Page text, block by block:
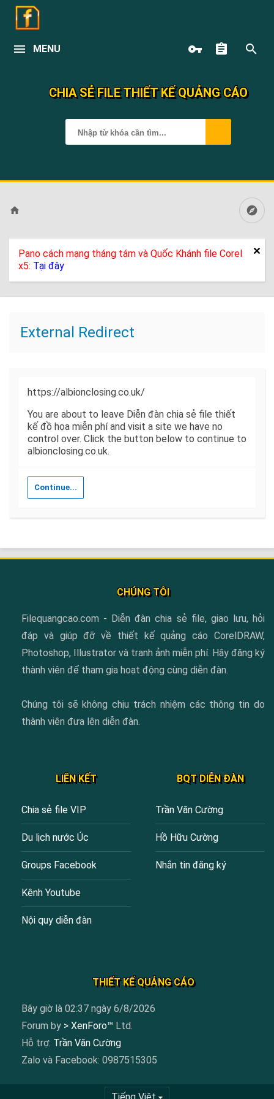
MENU
CHIA SẺ FILE THIẾT KẾ QUẢNG CÁO
Pano cách mạng tháng tám và Quốc Khánh file Corel
x5: Tại đây
External Redirect
https://albionclosing.co.uk/
You are about to leave Diễn đàn chia sẻ file thiết
kế đồ họa miễn phí and visit a site we have no
control over. Click the button below to continue to
albionclosing.co.uk.
Continue...
CHÚNG TÔI
Filequangcao.com - Diễn đàn chia sẻ file, giao lưu, hỏi
đáp và giúp đỡ về thiết kế quảng cáo CorelDRAW,
Photoshop, Illustrator và tranh ảnh miễn phí. Hãy đăng ký
thành viên để tham gia hoạt động cùng diễn đàn.
Chúng tôi sẽ không chịu trách nhiệm các thông tin do
thành viên đưa lên diễn đàn.
LIÊN KẾT
Chia sẻ file VIP
Du lịch nước Úc
Groups Facebook
Kênh Youtube
Nội quy diễn đàn
BQT DIỄN ĐÀN
Trần Văn Cường
Hồ Hữu Cường
Nhắn tin đăng ký
THIẾT KẾ QUẢNG CÁO
Bây giờ là 02:37 ngày 6/8/2026
Forum by > XenForo™ Ltd.
Hỗ trợ: Trần Văn Cường
Zalo và Facebook: 0987515305